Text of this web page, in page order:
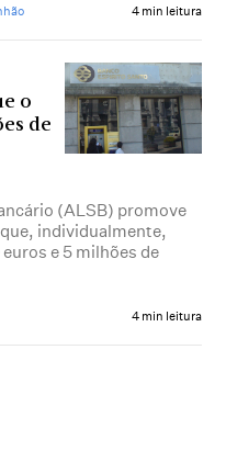
4 min leitura
o
de
(ALSB) promove
individualmente,
e 5 milhões de
4 min leitura